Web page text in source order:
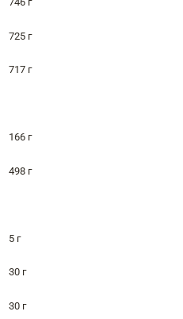
725 г
717 г
166 г
498 г
5 г
30 г
30 г